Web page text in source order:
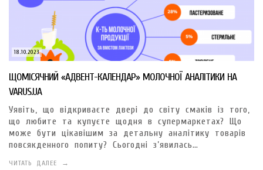
18.10.2023
ЩОМІСЯЧНИЙ «АДВЕНТ-КАЛЕНДАР» МОЛОЧНОЇ АНАЛІТИКИ НА
VARUS.UA
Уявіть, що відкриваєте двері до світу смаків із того,
що любите та купуєте щодня в супермаркетах? Що
може бути цікавішим за детальну аналітику товарів
повсякденного попиту? Сьогодні з’явилась…
ЧИТАТЬ ДАЛЕЕ →